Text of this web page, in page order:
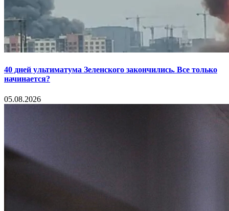
40 дней ультиматума Зеленского закончились. Все только
начинается?
05.08.2026